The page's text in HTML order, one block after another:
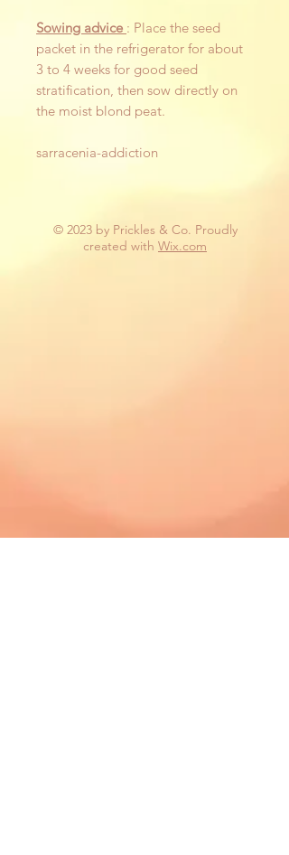
Sowing advice : Place the seed
packet in the refrigerator for about
3 to 4 weeks for good seed
stratification, then sow directly on
the moist blond peat.
sarracenia-addiction
© 2023 by Prickles & Co. Proudly
created with Wix.com